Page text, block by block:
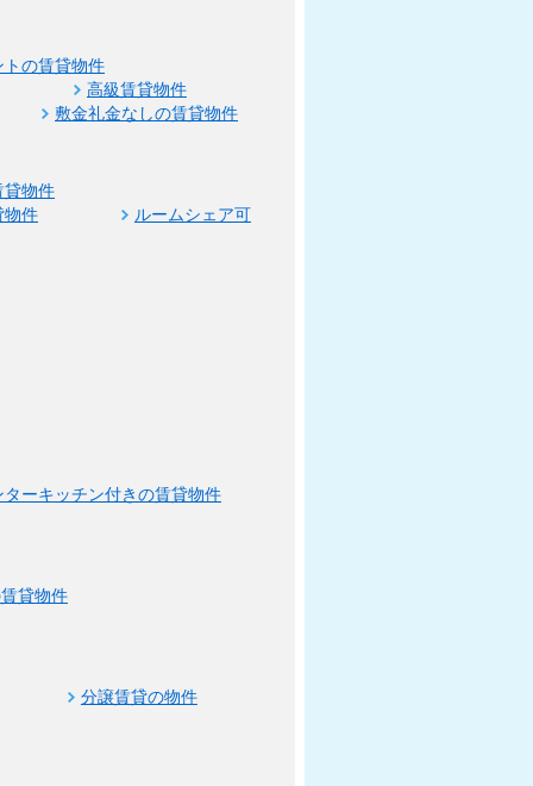
トの賃貸物件
高級賃貸物件
敷金礼金なしの賃貸物件
貸物件
物件
ルームシェア可
ターキッチン付きの賃貸物件
貸物件
分譲賃貸の物件